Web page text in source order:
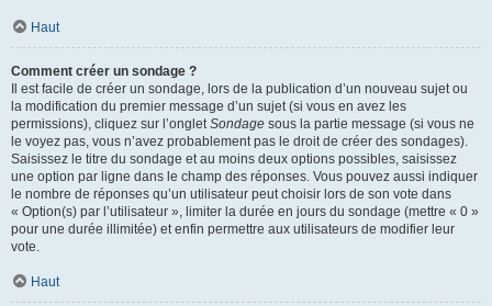
Haut
Comment créer un sondage ?
Il est facile de créer un sondage, lors de la publication d’un nouveau sujet ou
la modification du premier message d’un sujet (si vous en avez les
permissions), cliquez sur l’ongletSondage sous la partie message (si vous ne
le voyez pas, vous n’avez probablement pas le droit de créer des sondages).
Saisissez le titre du sondage et au moins deux options possibles, saisissez
une option par ligne dans le champ des réponses. Vous pouvez aussi indiquer
le nombre de réponses qu’un utilisateur peut choisir lors de son vote dans
« Option(s) par l’utilisateur », limiter la durée en jours du sondage (mettre « 0 »
pour une durée illimitée) et enfin permettre aux utilisateurs de modifier leur
vote.
Haut